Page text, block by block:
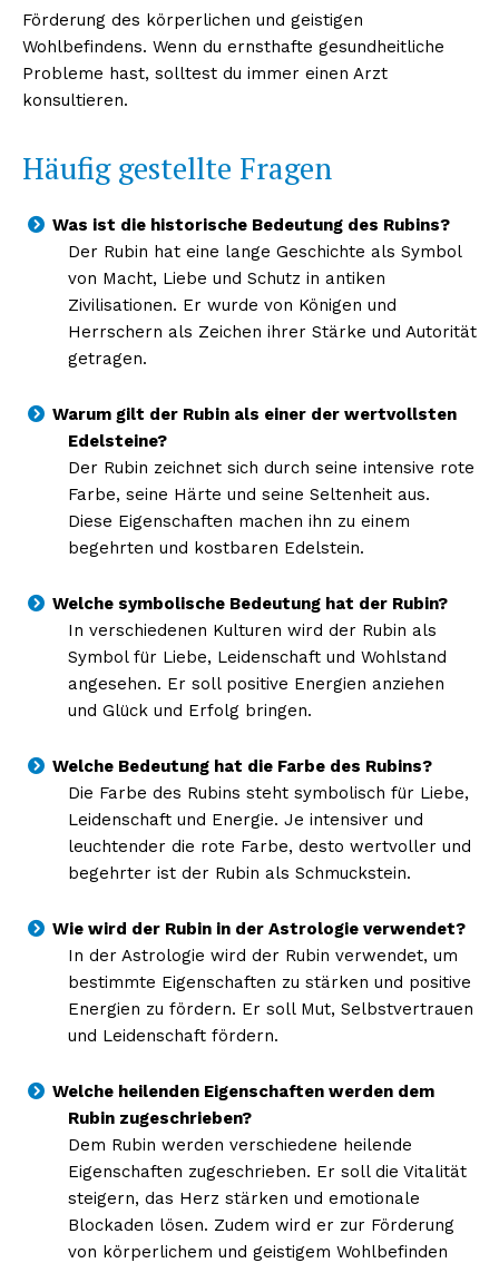
Inhalte
Förderung des körperlichen und geistigen
Wohlbefindens. Wenn du ernsthafte gesundheitliche
Probleme hast, solltest du immer einen Arzt
konsultieren.
Häufig gestellte Fragen
Was ist die historische Bedeutung des Rubins?
Der Rubin hat eine lange Geschichte als Symbol
von Macht, Liebe und Schutz in antiken
Zivilisationen. Er wurde von Königen und
Herrschern als Zeichen ihrer Stärke und Autorität
getragen.
Warum gilt der Rubin als einer der wertvollsten
Edelsteine?
Der Rubin zeichnet sich durch seine intensive rote
Farbe, seine Härte und seine Seltenheit aus.
Diese Eigenschaften machen ihn zu einem
begehrten und kostbaren Edelstein.
Welche symbolische Bedeutung hat der Rubin?
In verschiedenen Kulturen wird der Rubin als
Symbol für Liebe, Leidenschaft und Wohlstand
angesehen. Er soll positive Energien anziehen
und Glück und Erfolg bringen.
Welche Bedeutung hat die Farbe des Rubins?
Die Farbe des Rubins steht symbolisch für Liebe,
Leidenschaft und Energie. Je intensiver und
leuchtender die rote Farbe, desto wertvoller und
begehrter ist der Rubin als Schmuckstein.
Wie wird der Rubin in der Astrologie verwendet?
In der Astrologie wird der Rubin verwendet, um
bestimmte Eigenschaften zu stärken und positive
Energien zu fördern. Er soll Mut, Selbstvertrauen
und Leidenschaft fördern.
Welche heilenden Eigenschaften werden dem
Rubin zugeschrieben?
Dem Rubin werden verschiedene heilende
Eigenschaften zugeschrieben. Er soll die Vitalität
steigern, das Herz stärken und emotionale
Blockaden lösen. Zudem wird er zur Förderung
von körperlichem und geistigem Wohlbefinden